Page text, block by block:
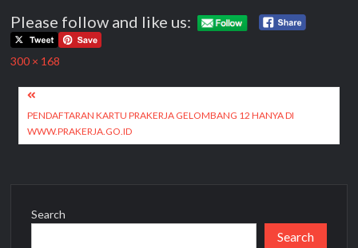
Please follow and like us:
Full
300 × 168
Post
navigation
PENDAFTARAN KARTU PRAKERJA GELOMBANG 12 HANYA DI
WWW.PRAKERJA.GO.ID
Search
Search